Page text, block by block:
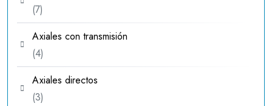
77
productos
Axiales con transmisión
44
productos
Axiales directos
33